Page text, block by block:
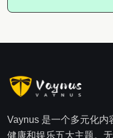
Vaynus 是一个多元化内
健康和娱乐五大主题。